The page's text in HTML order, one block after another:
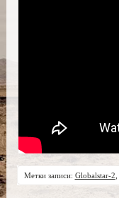
Метки записи: Globalstar-2